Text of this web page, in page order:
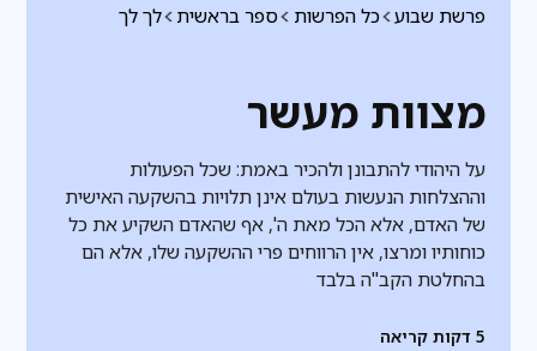
לך לך ספר בראשית כל הפרשות פרשת שבוע
מצוות מעשר
על היהודי להתבונן ולהכיר באמת: שכל הפעולות
וההצלחות הנעשות בעולם אינן תלויות בהשקעה האישית
של האדם, אלא הכל מאת ה', אף שהאדם השקיע את כל
כוחותיו ומרצו, אין הרווחים פרי ההשקעה שלו, אלא הם
בהחלטת הקב"ה בלבד
5דקות קריאה